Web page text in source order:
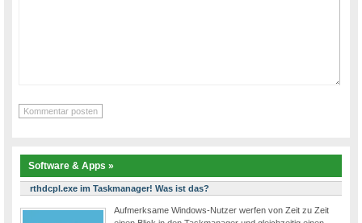
Software & Apps »
rthdcpl.exe im Taskmanager! Was ist das?
Aufmerksame Windows-Nutzer werfen von Zeit zu Zeit